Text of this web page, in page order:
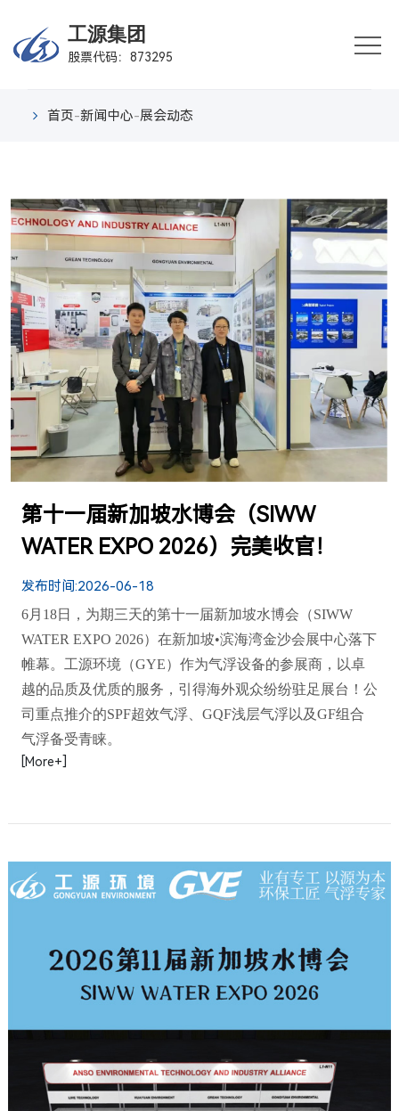
工源集团
股票代码：873295
块
中
心
业
案
例
新
闻
中
心
联
系
我
们
首页-新闻中心-展会动态
第十一届新加坡水博会（SIWW
WATER EXPO 2026）完美收官！
发布时间:2026-06-18
6月18日，为期三天的第十一届新加坡水博会（SIWW
WATER EXPO 2026）在新加坡•滨海湾金沙会展中心落下
帷幕。工源环境（GYE）作为气浮设备的参展商，以卓
越的品质及优质的服务，引得海外观众纷纷驻足展台！公
司重点推介的SPF超效气浮、GQF浅层气浮以及GF组合
气浮备受青睐。
[More+]